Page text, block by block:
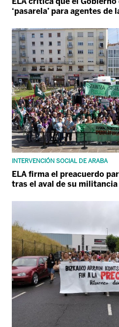
‘pasarela’ para agentes de
INTERVENCIÓN SOCIAL DE ARABA
ELA firma el preacuerdo
tras el aval de su militancia